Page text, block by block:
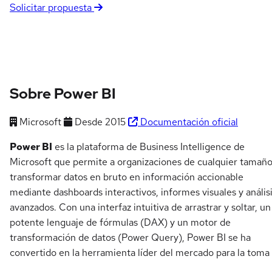
Solicitar propuesta
Sobre Power BI
Microsoft Desde 2015
Documentación oficial
Power BI es la plataforma de Business Intelligence de
Microsoft que permite a organizaciones de cualquier tamaño
transformar datos en bruto en información accionable
mediante dashboards interactivos, informes visuales y
avanzados. Con una interfaz intuitiva de arrastrar y soltar, un
potente lenguaje de fórmulas (DAX) y un motor de
transformación de datos (Power Query), Power BI se ha
convertido en la herramienta líder del mercado para la toma